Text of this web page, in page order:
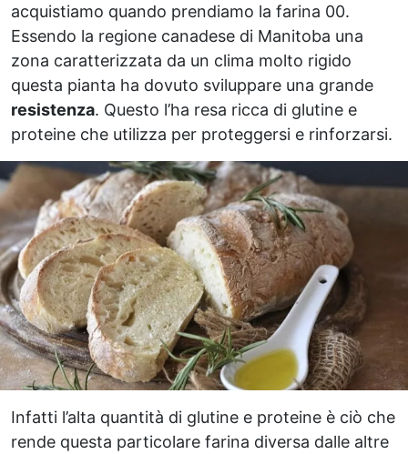
acquistiamo quando prendiamo la farina 00.
Essendo la regione canadese di Manitoba una
zona caratterizzata da un clima molto rigido
questa pianta ha dovuto sviluppare una grande
resistenza. Questo l’ha resa ricca di glutine e
proteine che utilizza per proteggersi e rinforzarsi.
Infatti l’alta quantità di glutine e proteine è ciò che
rende questa particolare farina diversa dalle altre